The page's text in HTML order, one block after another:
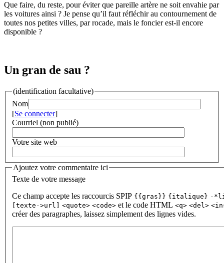
Que faire, du reste, pour éviter que pareille artère ne soit envahie par
les voitures ainsi ? Je pense qu’il faut réfléchir au contournement de
toutes nos petites villes, par rocade, mais le foncier est-il encore
disponible ?
Un gran de sau ?
(identification facultative)
Nom
[Se connecter]
Courriel (non publié)
Votre site web
Ajoutez votre commentaire ici
Texte de votre message
Ce champ accepte les raccourcis SPIP {{gras}} {italique} -
[texte->url]
<quote> <code> et le code HTML <q> <del>
créer des paragraphes, laissez simplement des lignes vides.